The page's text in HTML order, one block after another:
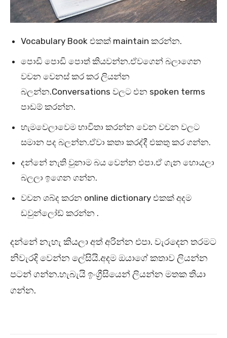
Vocabulary Book එකක් maintain කරන්න.
පොඩි පොඩි පොත් කියවන්න.ඒවගෙන් බලාගෙන
වචන වෙනස් කර කර ලියන්න
බලන්න.Conversations වලට එන spoken terms
පාඩම් කරන්න.
හැමවෙලාවෙම භාවිතා කරන්න වෙන වචන වලට
සමාන පද බලන්න.ඒවා කතා කරද්දී එකතු කර ගන්න.
දන්නේ නැති වුනාම බය වෙන්න එපා.ඒ ගැන හොයලා
බලලා ඉගෙන ගන්න.
වචන ශබ්ද කරන online dictionary එකක් අදම
ඩවුන්ලෝඩ් කරන්න .
දන්නේ නැහැ කියලා අත් අරින්න එපා. වැරදෙන තරමට
නිවැරදි වෙන්න ලේසියි.අදම ඔයාගේ කතාව ලියන්න
පටන් ගන්න.හැබැයි ඉංග්‍රීසියෙන් ලියන්න මතක තියා
ගන්න.